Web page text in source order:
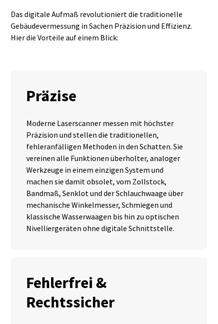
Das digitale Aufmaß revolutioniert die traditionelle
Gebäudevermessung in Sachen Präzision und Effizienz.
Hier die Vorteile auf einem Blick:
Präzise
Moderne Laserscanner messen mit höchster
Präzision und stellen die traditionellen,
fehleranfälligen Methoden in den Schatten. Sie
vereinen alle Funktionen überholter, analoger
Werkzeuge in einem einzigen System und
machen sie damit obsolet, vom Zollstock,
Bandmaß, Senklot und der Schlauchwaage über
mechanische Winkelmesser, Schmiegen und
klassische Wasserwaagen bis hin zu optischen
Nivelliergeräten ohne digitale Schnittstelle.
Fehlerfrei &
Rechtssicher